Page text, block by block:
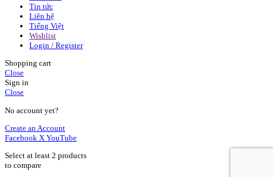
Tin tức
Liên hệ
Tiếng Việt
Wishlist
Login / Register
Shopping cart
Close
Sign in
Close
No account yet?
Create an Account
Facebook X YouTube
Select at least 2 products
to compare